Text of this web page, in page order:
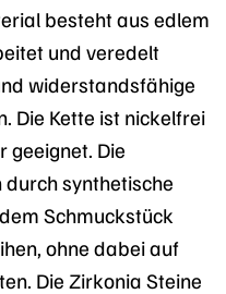
besteht aus edlem
und veredelt
widerstandsfähige
Die Kette ist nickelfrei
geeignet. Die
synthetische
Schmuckstück
ohne dabei auf
Die Zirkonia Steine